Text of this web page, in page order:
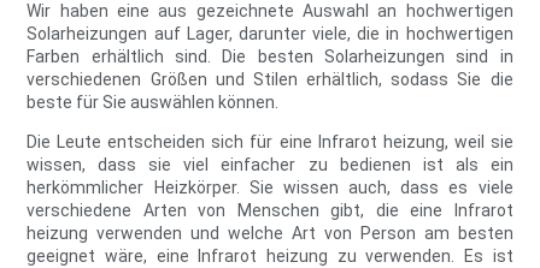
Wir haben eine aus gezeichnete Auswahl an hochwertigen
Solarheizungen auf Lager, darunter viele, die in hochwertigen
Farben erhältlich sind. Die besten Solarheizungen sind in
verschiedenen Größen und Stilen erhältlich, sodass Sie die
beste für Sie auswählen können.
Die Leute entscheiden sich für eine Infrarot heizung, weil sie
wissen, dass sie viel einfacher zu bedienen ist als ein
herkömmlicher Heizkörper. Sie wissen auch, dass es viele
verschiedene Arten von Menschen gibt, die eine Infrarot
heizung verwenden und welche Art von Person am besten
geeignet wäre, eine Infrarot heizung zu verwenden. Es ist